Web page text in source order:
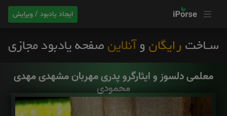
ایجاد یادبود / ویرایش
معلمی دلسوز و ایثارگرو پدری مهربان مشهدی مهدی
محمودی